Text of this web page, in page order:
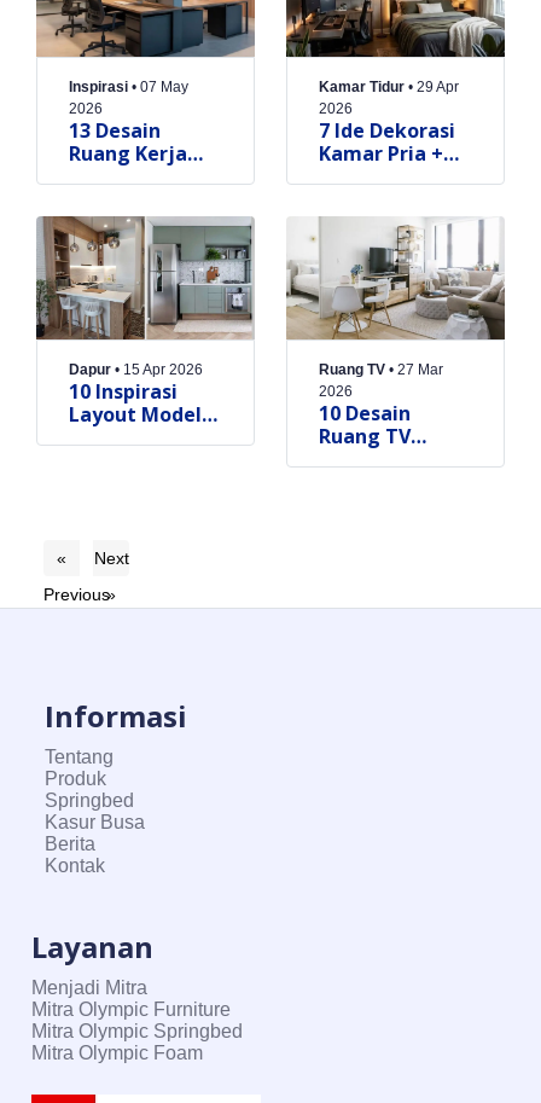
Inspirasi • 07 May
2026
13 Desain
Ruang Kerja
Warna Cantik
Nyaman
Kamar Tidur • 29 Apr
2026
7 Ide Dekorasi
Kamar Pria +
& Keren
Dapur • 15 Apr 2026
10 Inspirasi
Layout Model
Ruang TV • 27 Mar
2026
10 Desain
Ruang TV
«
Previous
Next
»
Informasi
Tentang
Produk
Springbed
Kasur Busa
Berita
Kontak
Layanan
Menjadi Mitra
Mitra Olympic Furniture
Mitra Olympic Springbed
Mitra Olympic Foam